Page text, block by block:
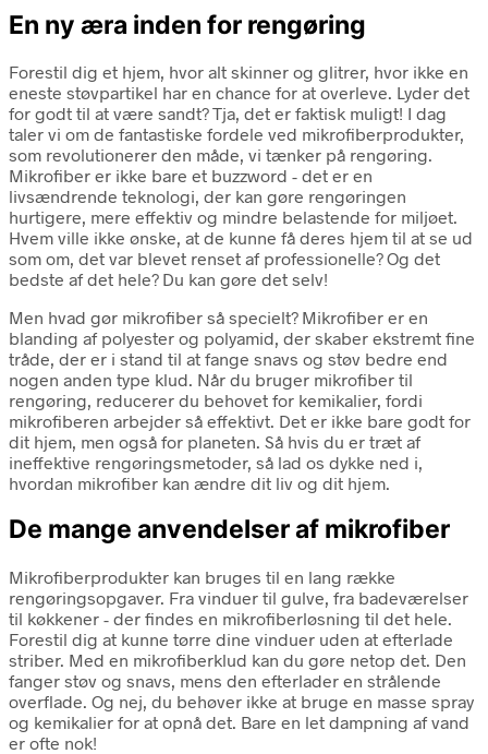
En ny æra inden for rengøring
Forestil dig et hjem, hvor alt skinner og glitrer, hvor ikke en
eneste støvpartikel har en chance for at overleve. Lyder det
for godt til at være sandt? Tja, det er faktisk muligt! I dag
taler vi om de fantastiske fordele ved mikrofiberprodukter,
som revolutionerer den måde, vi tænker på rengøring.
Mikrofiber er ikke bare et buzzword - det er en
livsændrende teknologi, der kan gøre rengøringen
hurtigere, mere effektiv og mindre belastende for miljøet.
Hvem ville ikke ønske, at de kunne få deres hjem til at se ud
som om, det var blevet renset af professionelle? Og det
bedste af det hele? Du kan gøre det selv!
Men hvad gør mikrofiber så specielt? Mikrofiber er en
blanding af polyester og polyamid, der skaber ekstremt fine
tråde, der er i stand til at fange snavs og støv bedre end
nogen anden type klud. Når du bruger mikrofiber til
rengøring, reducerer du behovet for kemikalier, fordi
mikrofiberen arbejder så effektivt. Det er ikke bare godt for
dit hjem, men også for planeten. Så hvis du er træt af
ineffektive rengøringsmetoder, så lad os dykke ned i,
hvordan mikrofiber kan ændre dit liv og dit hjem.
De mange anvendelser af mikrofiber
Mikrofiberprodukter kan bruges til en lang række
rengøringsopgaver. Fra vinduer til gulve, fra badeværelser
til køkkener - der findes en mikrofiberløsning til det hele.
Forestil dig at kunne tørre dine vinduer uden at efterlade
striber. Med en mikrofiberklud kan du gøre netop det. Den
fanger støv og snavs, mens den efterlader en strålende
overflade. Og nej, du behøver ikke at bruge en masse spray
og kemikalier for at opnå det. Bare en let dampning af vand
er ofte nok!